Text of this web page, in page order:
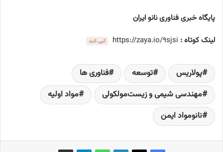
پایگاه خبری فناوری نانو ایران
لینک کوتاه : https://zaya.io/9sjsi کپی کنید
پولاریس توسعه‌
فناوری ها
مهندسی شیمی و زیست‌مولکولی
مواد اولیه
نانومواد ایمن